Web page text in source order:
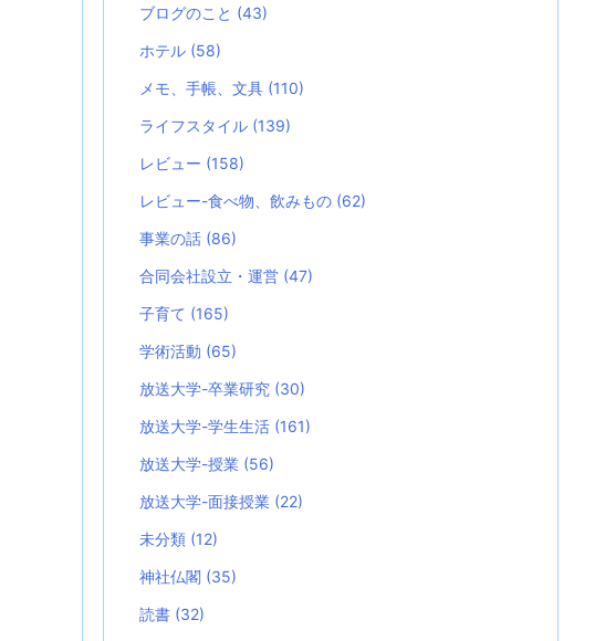
ブログのこと (43)
ホテル (58)
メモ、手帳、文具 (110)
ライフスタイル (139)
レビュー (158)
レビュー-食べ物、飲みもの (62)
事業の話 (86)
合同会社設立・運営 (47)
子育て (165)
学術活動 (65)
放送大学-卒業研究 (30)
放送大学-学生生活 (161)
放送大学-授業 (56)
放送大学-面接授業 (22)
未分類 (12)
神社仏閣 (35)
読書 (32)